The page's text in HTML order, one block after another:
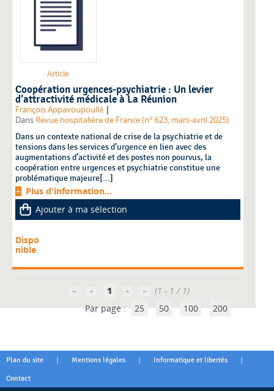
Article
Coopération urgences-psychiatrie : Un levier
d’attractivité médicale à La Réunion
François Appavoupoullé |
Dans Revue hospitalière de France (n° 623, mars-avril 2025)
Dans un contexte national de crise de la psychiatrie et de
tensions dans les services d’urgence en lien avec des
augmentations d’activité et des postes non pourvus, la
coopération entre urgences et psychiatrie constitue une
problématique majeure[...]
Plus d'information...
Ajouter à ma sélection
Dispo
nible
1
(1 - 1 / 1)
Par page : 25 50 100 200
Plan du site | Mentions légales | Informatique et libertés |
Contact